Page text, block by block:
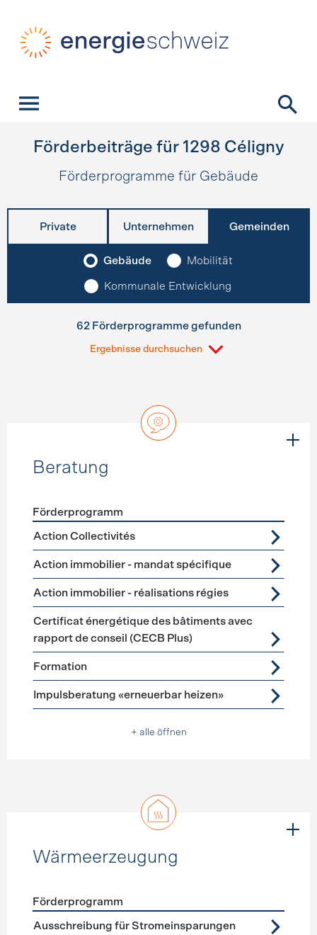
Förderbeiträge für 1298 Céligny
Förderprogramme für Gebäude
Private Unternehmen Gemeinden
Gebäude Mobilität
Kommunale Entwicklung
62 Förderprogramme gefunden
Ergebnisse durchsuchen
Beratung
Förderprogramme
Förderprogramm
Action Collectivités
Action immobilier - mandat spécifique
Action immobilier - réalisations régies
Certificat énergétique des bâtiments avec
rapport de conseil (CECB Plus)
Formation
Impulsberatung «erneuerbar heizen»
+ alle öffnen
Wärmeerzeugung
Förderprogramme Wärmeerzeugung
Förderprogramm
Ausschreibung für Stromeinsparungen